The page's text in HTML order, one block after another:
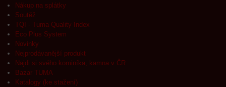
Nákup na splátky
Soutěž
TQI - Tuma Quality Index
Eco Plus System
Novinky
Nejprodávanější produkt
Najdi si svého kominíka, kamna v ČR
Bazar TUMA
Katalogy (ke stažení)